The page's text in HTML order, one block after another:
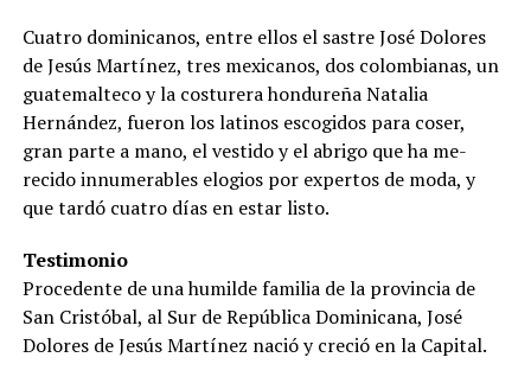
Cuatro dominicanos, entre ellos el sastre José Dolores
de Jesús Martínez, tres mexica­nos, dos colombianas, un
gua­temalteco y la costurera hon­dureña Natalia
Hernández, fueron los latinos escogidos pa­ra coser,
gran parte a mano, el vestido y el abrigo que ha me­
recido innumerables elogios por expertos de moda, y
que tardó cuatro días en estar listo.
Testimonio
Procedente de una humilde familia de la provincia de
San Cristóbal, al Sur de República Dominicana, José
Dolores de Jesús Martínez nació y creció en la Capital.